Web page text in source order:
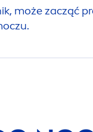
może zacząć